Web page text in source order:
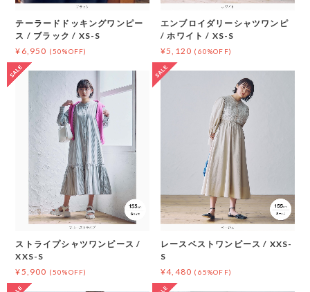
テーラードドッキングワンピー
ス / ブラック / XS-S
¥6,950 (50%OFF)
エンブロイダリーシャツワンピ
/ ホワイト / XS-S
¥5,120 (60%OFF)
ストライプシャツワンピース /
XXS-S
¥5,900 (50%OFF)
レースベストワンピース / XXS-
S
¥4,480 (65%OFF)